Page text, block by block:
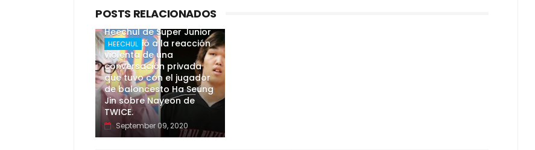
POSTS RELACIONADOS
HEECHUL
Heechul de Super Junior
respondió a la reacción
violenta de una
conversación privada
que tuvo con el jugador
de baloncesto Ha Seung
Jin sobre Nayeon de
TWICE.
September 09, 2020